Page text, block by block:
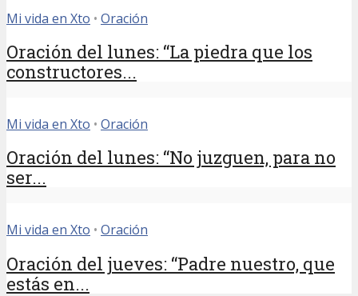
Mi vida en Xto • Oración
Oración del lunes: “La piedra que los
constructores...
Mi vida en Xto • Oración
Oración del lunes: “No juzguen, para no
ser...
Mi vida en Xto • Oración
Oración del jueves: “Padre nuestro, que
estás en...